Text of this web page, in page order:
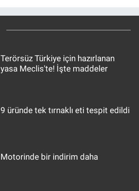
Terörsüz Türkiye için hazırlanan
yasa Meclis'te! İşte maddeler
9 üründe tek tırnaklı eti tespit edildi
Motorinde bir indirim daha